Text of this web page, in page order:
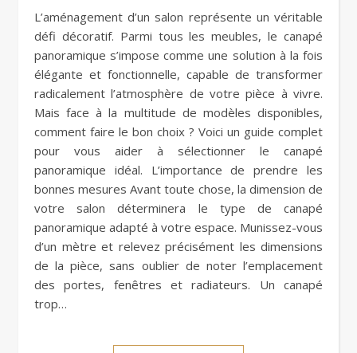
L’aménagement d’un salon représente un véritable
défi décoratif. Parmi tous les meubles, le canapé
panoramique s’impose comme une solution à la fois
élégante et fonctionnelle, capable de transformer
radicalement l’atmosphère de votre pièce à vivre.
Mais face à la multitude de modèles disponibles,
comment faire le bon choix ? Voici un guide complet
pour vous aider à sélectionner le canapé
panoramique idéal. L’importance de prendre les
bonnes mesures Avant toute chose, la dimension de
votre salon déterminera le type de canapé
panoramique adapté à votre espace. Munissez-vous
d’un mètre et relevez précisément les dimensions
de la pièce, sans oublier de noter l’emplacement
des portes, fenêtres et radiateurs. Un canapé
trop…